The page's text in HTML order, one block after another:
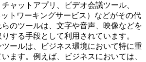
ャットアプリ、ビデオ会議ツール、
トワーキングサービス）などがその代
のツールは、文字や音声、映像などを
する手段として利用されています。
ールは、ビジネス環境において特に重
ます。例えば、ビジネスにおいては、